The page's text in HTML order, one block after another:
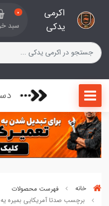
اکرمی
یدکی
0
سبد
خانه
فهرست محصولات
برچسب صدتا آمریکایی بمیره یه